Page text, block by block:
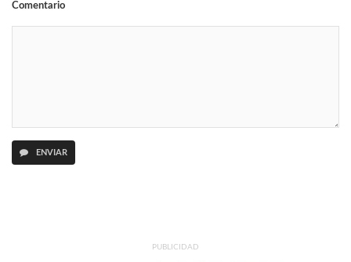
Comentario
ENVIAR
PUBLICIDAD